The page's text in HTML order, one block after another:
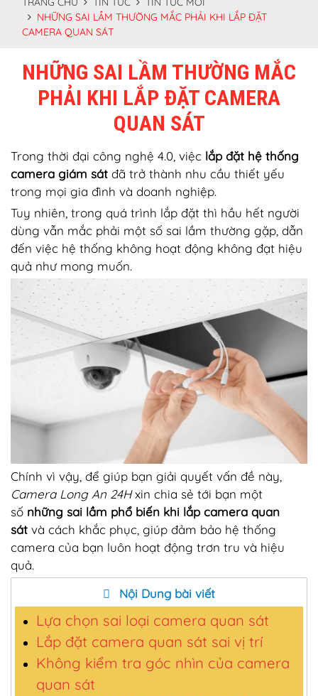
NHỮNG SAI LẦM THƯỜNG MẮC PHẢI KHI LẮP ĐẶT
CAMERA QUAN SÁT
NHỮNG SAI LẦM THƯỜNG MẮC
PHẢI KHI LẮP ĐẶT CAMERA
QUAN SÁT
Trong thời đại công nghệ 4.0, việc lắp đặt hệ thống
camera giám sát đã trở thành nhu cầu thiết yếu
trong mọi gia đình và doanh nghiệp.
Tuy nhiên, trong quá trình lắp đặt thì hầu hết người
dùng vẫn mắc phải một số sai lầm thường gặp, dẫn
đến việc hệ thống không hoạt động không đạt hiệu
quả như mong muốn.
Chính vì vậy, để giúp bạn giải quyết vấn đề này,
Camera Long An 24Hxin chia sẻ tới bạn một
số những sai lầm phổ biến khi lắp camera quan
sát và cách khắc phục, giúp đảm bảo hệ thống
camera của bạn luôn hoạt động trơn tru và hiệu
quả.
Nội Dung bài viết
Lựa chọn sai loại camera quan sát
Lắp đặt camera quan sát sai vị trí
Không kiểm tra góc nhìn của camera
quan sát